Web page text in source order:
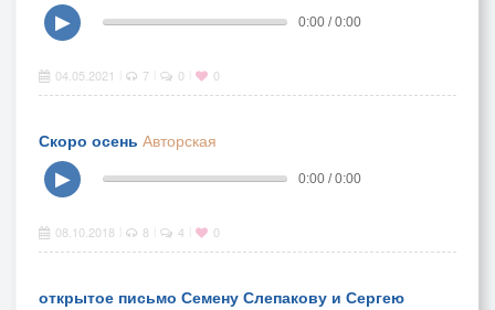
▶
0:00 / 0:00
04.05.2021 7 0 0
Скоро осень Авторская
▶
0:00 / 0:00
08.10.2018 8 4 0
открытое письмо Семену Слепакову и Сергею